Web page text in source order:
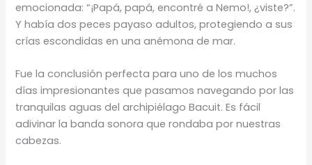
emocionada: “¡Papá, papá, encontré a Nemo!, ¿viste?”.
Y había dos peces payaso adultos, protegiendo a sus
crías escondidas en una anémona de mar.
Fue la conclusión perfecta para uno de los muchos
días impresionantes que pasamos navegando por las
tranquilas aguas del archipiélago Bacuit. Es fácil
adivinar la banda sonora que rondaba por nuestras
cabezas.